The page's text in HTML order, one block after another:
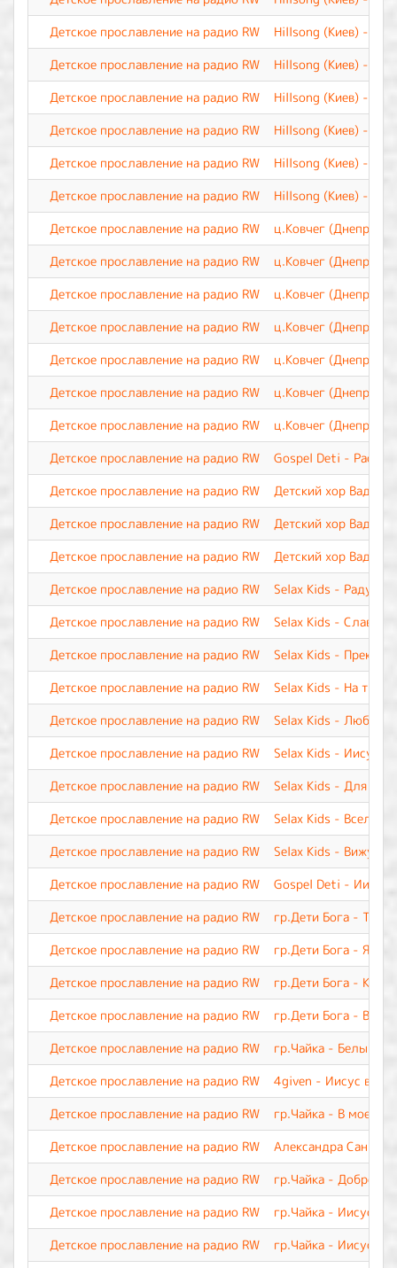
Детское прославление на радио RW
Hillsong (Киев) -
Детское прославление на радио RW
Hillsong (Киев) - Ты
Детское прославление на радио RW
Hillsong (Киев) - О
Детское прославление на радио RW
Hillsong (Киев) -
Детское прославление на радио RW
Hillsong (Киев) -
Детское прославление на радио RW
Hillsong (Киев) -
Детское прославление на радио RW
ц.Ковчег (Днепр) -
Детское прославление на радио RW
ц.Ковчег (Днепр) -
Детское прославление на радио RW
ц.Ковчег (Днепр) -
Детское прославление на радио RW
ц.Ковчег (Днепр) -
Детское прославление на радио RW
ц.Ковчег (Днепр) -
Детское прославление на радио RW
ц.Ковчег (Днепр) -
Детское прославление на радио RW
ц.Ковчег (Днепр) -
Детское прославление на радио RW
Gospel Deti - Расту
Детское прославление на радио RW
Детский хор
Детское прославление на радио RW
Детский хор Вадима
Детское прославление на радио RW
Детский хор Вадима
Детское прославление на радио RW
Selax Kids - Радуюсь
Детское прославление на радио RW
Selax Kids - Славь
Детское прославление на радио RW
Selax Kids -
Детское прославление на радио RW
Selax Kids - На
Детское прославление на радио RW
Selax Kids - Люблю
Детское прославление на радио RW
Selax Kids - Иисус,
Детское прославление на радио RW
Selax Kids - Для
Детское прославление на радио RW
Selax Kids -
Детское прославление на радио RW
Selax Kids - Вижу я
Детское прославление на радио RW
Gospel Deti -
Детское прославление на радио RW
гр.Дети Бога - Ты
Детское прославление на радио RW
гр.Дети Бога - Я
Детское прославление на радио RW
гр.Дети Бога -
Детское прославление на радио RW
гр.Дети Бога -
Детское прославление на радио RW
гр.Чайка - Белый
Детское прославление на радио RW
4given - Иисус
Детское прославление на радио RW
гр.Чайка - В моей
Детское прославление на радио RW
Александра
Детское прославление на радио RW
гр.Чайка - Доброта
Детское прославление на радио RW
гр.Чайка - Иисус,
Детское прославление на радио RW
гр.Чайка - Иисус, о